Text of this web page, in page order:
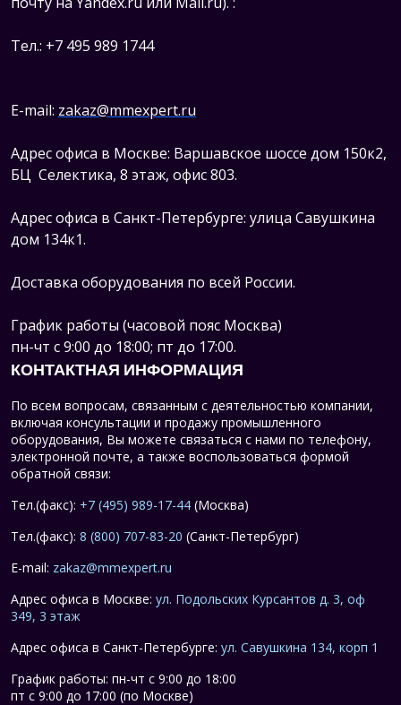
Тел.: +7 495 989 1744
E-mail: zakaz@mmexpert.ru
Адрес офиса в Москве: Варшавское шоссе дом 150к2,
БЦ Селектика, 8 этаж, офис 803.
Адрес офиса в Санкт-Петербурге: улица Савушкина
дом 134к1.
Доставка оборудования по всей России.
График работы (часовой пояс Москва)
пн-чт с 9:00 до 18:00; пт до 17:00.
КОНТАКТНАЯ ИНФОРМАЦИЯ
По всем вопросам, связанным с деятельностью компании,
включая консультации и продажу промышленного
оборудования, Вы можете связаться с нами по телефону,
электронной почте, а также воспользоваться формой
обратной связи:
Тел.(факс): +7 (495) 989-17-44 (Москва)
Тел.(факс): 8 (800) 707-83-20 (Санкт-Петербург)
E-mail: zakaz@mmexpert.ru
Адрес офиса в Москве: ул. Подольских Курсантов д. 3, оф
349, 3 этаж
Адрес офиса в Санкт-Петербурге: ул. Савушкина 134, корп 1
График работы: пн-чт с 9:00 до 18:00
пт с 9:00 до 17:00 (по Москве)